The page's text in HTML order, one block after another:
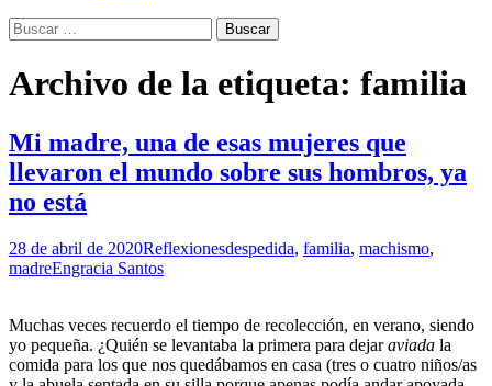
Buscar:
Archivo de la etiqueta: familia
Mi madre, una de esas mujeres que
llevaron el mundo sobre sus hombros, ya
no está
28 de abril de 2020Reflexionesdespedida, familia, machismo,
madreEngracia Santos
Muchas veces recuerdo el tiempo de recolección, en verano, siendo
yo pequeña. ¿Quién se levantaba la primera para dejaraviada la
comida para los que nos quedábamos en casa (tres o cuatro niños/as